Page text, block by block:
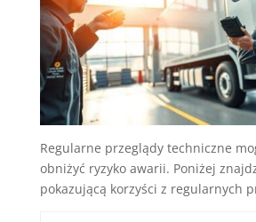
Regularne przeglądy techniczne
obniżyć ryzyko awarii. Poniżej
pokazującą korzyści z regularnych